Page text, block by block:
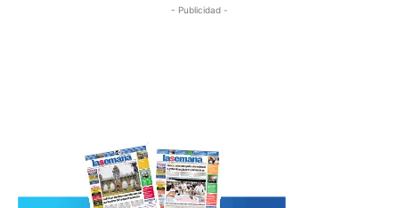
- Publicidad -